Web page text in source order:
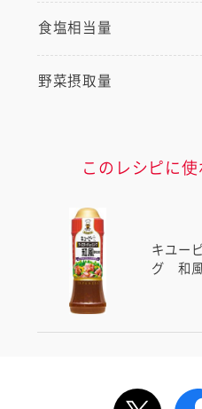
食塩相当量
野菜摂取量
このレシピに
キユー
グ 和風